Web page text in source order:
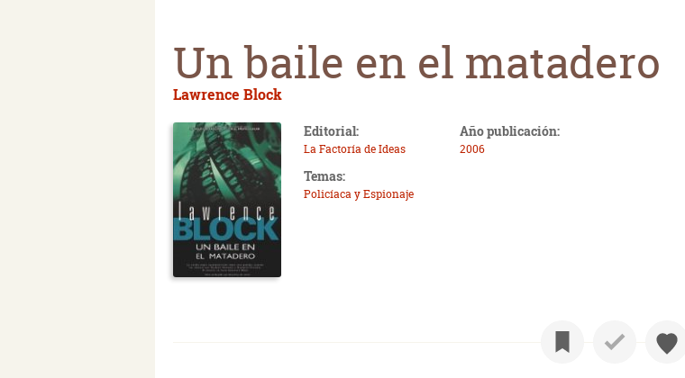
Un baile en el matadero
Lawrence Block
Editorial:
La Factoría de Ideas
Año publicación:
2006
Temas:
Policíaca y Espionaje